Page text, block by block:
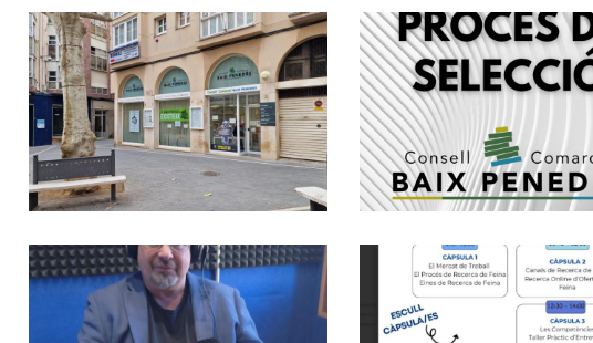
Millora De Les
Condicions
Laborals Del
Personal
Funcionari Del
Consell Comarcal
Del Baix Penedès
Altres
Convocatòria,
Mitjançant
Concurs
1 Plaça De Tècnic
Social, Subgrup
Ocupació
Entrevista A
Baltasar Santos,
Vicepresident I
Formacions Del